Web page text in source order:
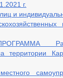
г.
и
территории